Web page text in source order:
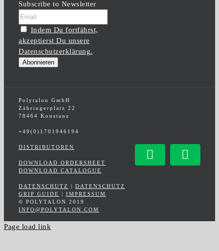
Subscribe to Newsletter
Indem Du fortfährst,
akzeptierst Du unsere
Datenschutzerklärung.
Polytalon GmbH
Zähringerplatz 22
78464 Konstanz
+49(0)1701946194
DISTRIBUTOREN
DOWNLOAD ORDERSHEET
DOWNLOAD CATALOGUE
DATENSCHUTZ
DATENSCHUTZ
GRIP GUIDE
IMPRESSUM
© POLYTALON 2019
INFO@POLYTALON.COM
Facebook
Page load link